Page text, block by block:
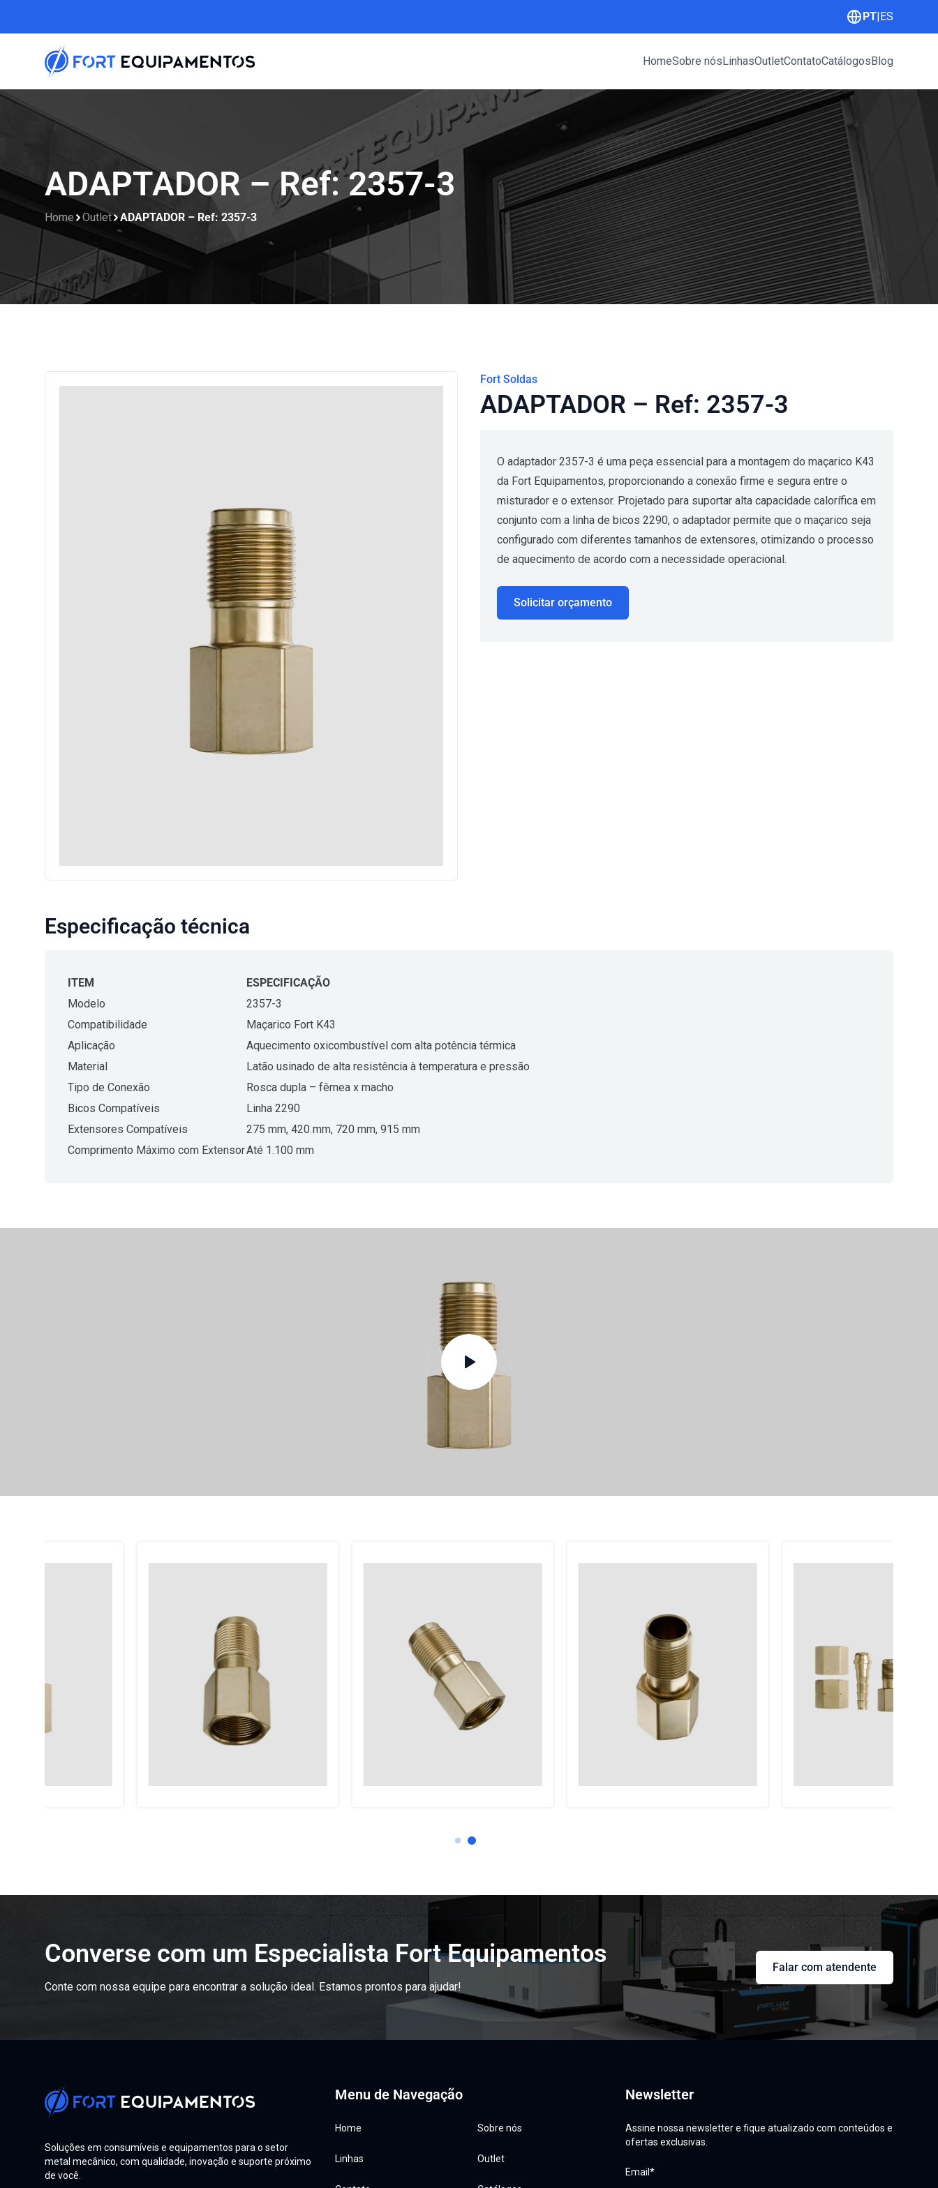
PT|ES
HomeSobre nósLinhasOutletContatoCatálogosBlog
ADAPTADOR – Ref: 2357-3
Home Outlet ADAPTADOR – Ref: 2357-3
Fort Soldas
ADAPTADOR – Ref: 2357-3
O adaptador 2357-3 é uma peça essencial para a montagem do maçarico K43
da Fort Equipamentos, proporcionando a conexão firme e segura entre o
misturador e o extensor. Projetado para suportar alta capacidade calorífica em
conjunto com a linha de bicos 2290, o adaptador permite que o maçarico seja
configurado com diferentes tamanhos de extensores, otimizando o processo
de aquecimento de acordo com a necessidade operacional.
Solicitar orçamento
Especificação técnica
ITEM
ESPECIFICAÇÃO
Modelo
2357-3
Compatibilidade
Maçarico Fort K43
Aplicação
Aquecimento oxicombustível com alta potência térmica
Material
Latão usinado de alta resistência à temperatura e pressão
Tipo de Conexão
Rosca dupla – fêmea x macho
Bicos Compatíveis
Linha 2290
Extensores Compatíveis
275 mm, 420 mm, 720 mm, 915 mm
Comprimento Máximo com ExtensorAté 1.100 mm
Converse com um Especialista Fort Equipamentos
Conte com nossa equipe para encontrar a solução ideal. Estamos prontos para ajudar!
Falar com atendente
Soluções em consumíveis e equipamentos para o setor
metal mecânico, com qualidade, inovação e suporte próximo
de você.
Menu de Navegação
Home Sobre nós
Linhas Outlet
Newsletter
Assine nossa newsletter e fique atualizado com conteúdos e
ofertas exclusivas.
Email*